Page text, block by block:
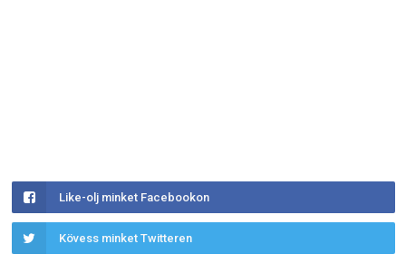
Like-olj minket Facebookon
Kövess minket Twitteren